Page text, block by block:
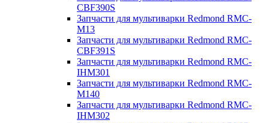
CBF390S
Запчасти для мультиварки Redmond RMC-
M13
Запчасти для мультиварки Redmond RMC-
CBF391S
Запчасти для мультиварки Redmond RMC-
IHM301
Запчасти для мультиварки Redmond RMC-
M140
Запчасти для мультиварки Redmond RMC-
IHM302